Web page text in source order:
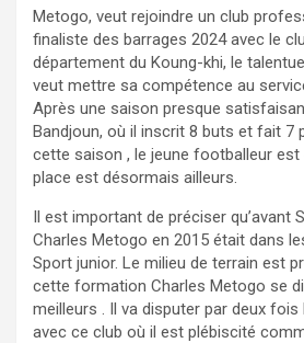
Metogo, veut rejoindre un club
finaliste des barrages 2024 avec le
département du Koung-khi, le
veut mettre sa compétence au
Après une saison presque
Bandjoun, où il inscrit 8 buts et fait 7
cette saison , le jeune footballeur
place est désormais ailleurs.
Il est important de préciser qu’avant
Charles Metogo en 2015 était dans
Sport junior. Le milieu de terrain est
cette formation Charles Metogo se
meilleurs . Il va disputer par deux
avec ce club où il est plébiscité